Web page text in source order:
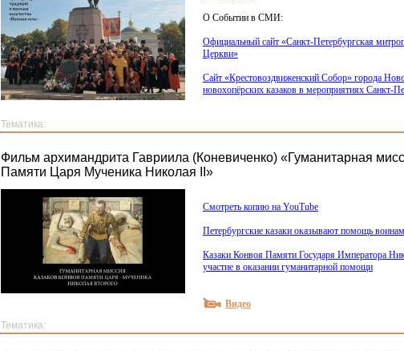
О Событии в СМИ:
Официальный сайт «Санкт-Петербургская
Церкви»
Сайт «Крестовоздвиженский Собор» города
новохопёрских казаков в мероприятиях Санкт-
Тематика:
Фильм архимандрита Гавриила (Коневиченко) «Гуманитарная
Памяти Царя Мученика Николая II»
Смотреть копию на YouTube
Петербургские казаки оказывают помощь
Казаки Конвоя Памяти Государя Императора
участие в оказании гуманитарной помощи
Видео
Тематика: